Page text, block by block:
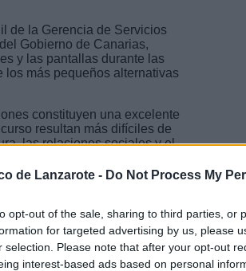
de Lanzarote - Do Not Process My
opt-out of the sale, sharing to third parties, or
for targeted advertising by us, please
selection. Please note that after your opt-out
interest-based ads based on personal
de la Gerencia de Servicios
Gobierno de Canarias,
y las pantallas durante las
los más pequeños alternativas
constituyen una excelente
resultan más difíciles de
las relaciones sociales y el
móviles puede
tener menor control de sus
especialmente cuando se